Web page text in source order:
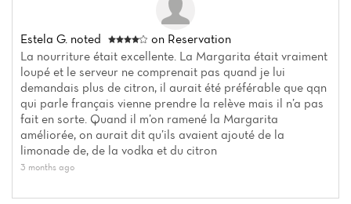
Estela G. noted
on Reservation
La nourriture était excellente. La Margarita était vraiment
loupé et le serveur ne comprenait pas quand je lui
demandais plus de citron, il aurait été préférable que qqn
qui parle français vienne prendre la relève mais il n’a pas
fait en sorte. Quand il m’on ramené la Margarita
améliorée, on aurait dit qu’ils avaient ajouté de la
limonade de, de la vodka et du citron
3 months ago